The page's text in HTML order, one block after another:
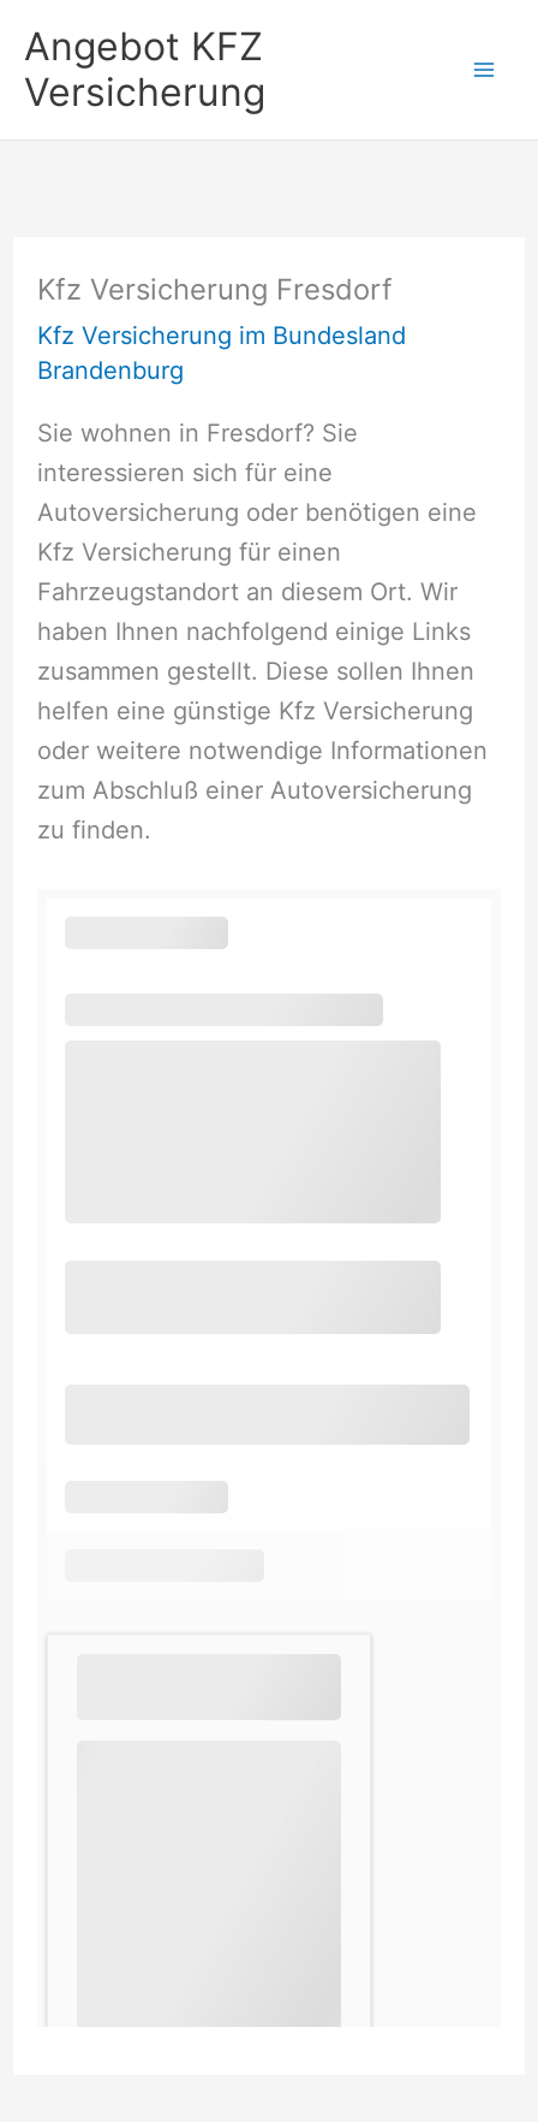
Inhalt
springen
Angebot KFZ
Versicherung
Kfz Versicherung Fresdorf
Kfz Versicherung im Bundesland
Brandenburg
Sie wohnen in Fresdorf? Sie
interessieren sich für eine
Autoversicherung oder benötigen eine
Kfz Versicherung für einen
Fahrzeugstandort an diesem Ort. Wir
haben Ihnen nachfolgend einige Links
zusammen gestellt. Diese sollen Ihnen
helfen eine günstige Kfz Versicherung
oder weitere notwendige Informationen
zum Abschluß einer Autoversicherung
zu finden.